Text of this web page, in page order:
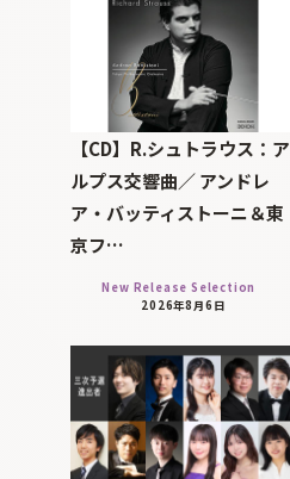
【CD】R.シュトラウス：ア
ルプス交響曲／ アンドレ
ア・バッティストーニ＆東
京フ…
New Release Selection
2026年8月6日